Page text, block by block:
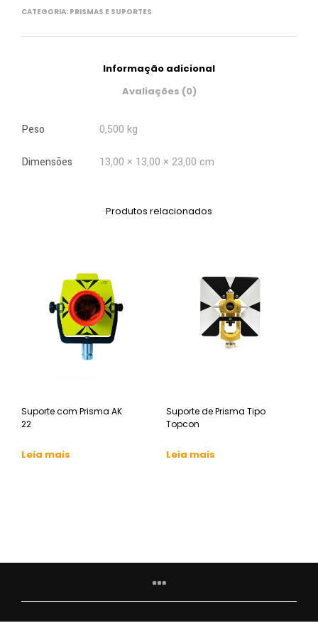
CATEGORIA: PRISMAS E SUPORTES
Informação adicional
Avaliações (0)
Peso 0,500 kg
Dimensões 13,00 × 13,00 × 23,00 cm
Produtos relacionados
Suporte com Prisma AK
22
Leia mais
Suporte de Prisma Tipo
Topcon
Leia mais